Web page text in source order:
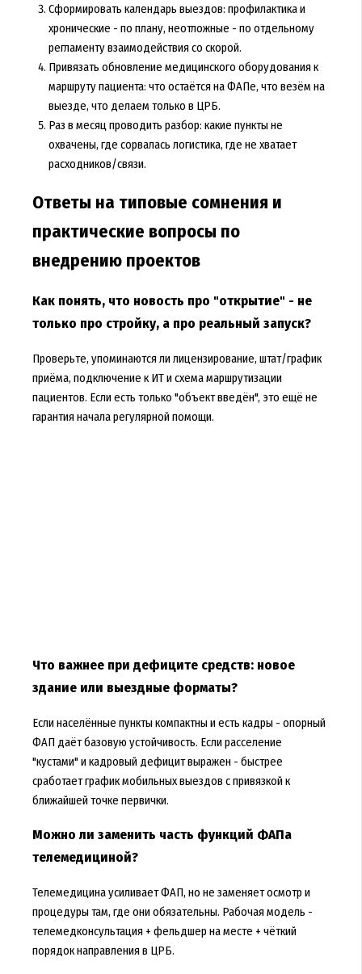
Сформировать календарь выездов: профилактика и
хронические - по плану, неотложные - по отдельному
регламенту взаимодействия со скорой.
Привязать обновление медицинского оборудования к
маршруту пациента: что остаётся на ФАПе, что везём на
выезде, что делаем только в ЦРБ.
Раз в месяц проводить разбор: какие пункты не
охвачены, где сорвалась логистика, где не хватает
расходников/связи.
Ответы на типовые сомнения и
практические вопросы по
внедрению проектов
Как понять, что новость про "открытие" - не
только про стройку, а про реальный запуск?
Проверьте, упоминаются ли лицензирование, штат/график
приёма, подключение к ИТ и схема маршрутизации
пациентов. Если есть только "объект введён", это ещё не
гарантия начала регулярной помощи.
Что важнее при дефиците средств: новое
здание или выездные форматы?
Если населённые пункты компактны и есть кадры - опорный
ФАП даёт базовую устойчивость. Если расселение
"кустами" и кадровый дефицит выражен - быстрее
сработает график мобильных выездов с привязкой к
ближайшей точке первички.
Можно ли заменить часть функций ФАПа
телемедициной?
Телемедицина усиливает ФАП, но не заменяет осмотр и
процедуры там, где они обязательны. Рабочая модель -
телемедконсультация + фельдшер на месте + чёткий
порядок направления в ЦРБ.